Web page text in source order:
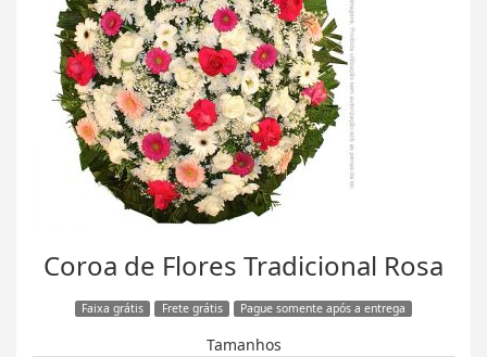
Coroa de Flores Tradicional Rosa
Faixa grátis Frete grátis Pague somente após a entrega
Tamanhos